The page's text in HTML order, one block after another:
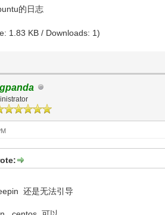
的日志
1.83 KB / Downloads: 1)
还是无法引导